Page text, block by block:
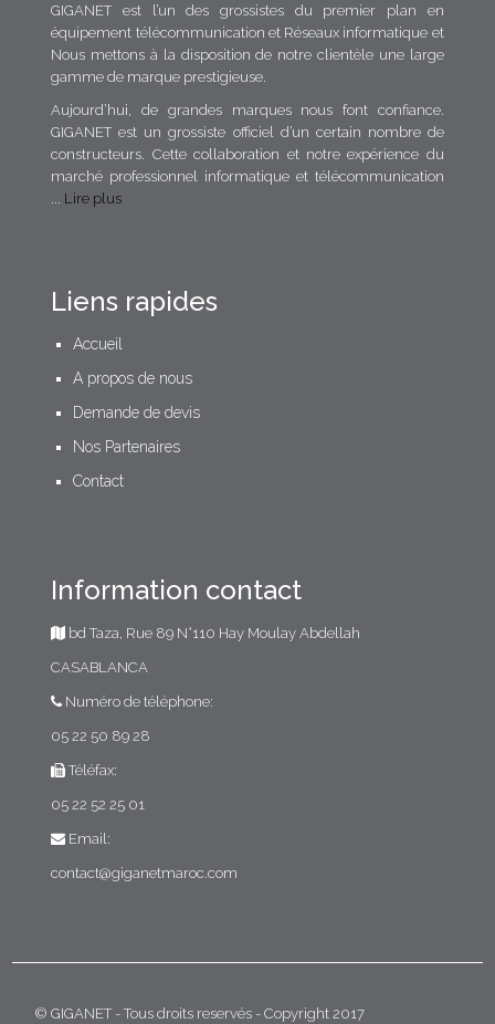
GIGANET est l’un des grossistes du premier plan en
équipement télécommunication et Réseaux informatique et
Nous mettons à la disposition de notre clientèle une large
gamme de marque prestigieuse.
Aujourd’hui, de grandes marques nous font confiance.
GIGANET est un grossiste officiel d’un certain nombre de
constructeurs. Cette collaboration et notre expérience du
marché professionnel informatique et télécommunication
Lire plus
Liens rapides
Accueil
A propos de nous
Demande de devis
Nos Partenaires
Contact
Information contact
bd Taza, Rue 89 N°110 Hay Moulay Abdellah
CASABLANCA
Numéro de téléphone:
05 22 50 89 28
Téléfax:
05 22 52 25 01
Email:
contact@giganetmaroc.com
© GIGANET - Tous droits reservés - Copyright 2017